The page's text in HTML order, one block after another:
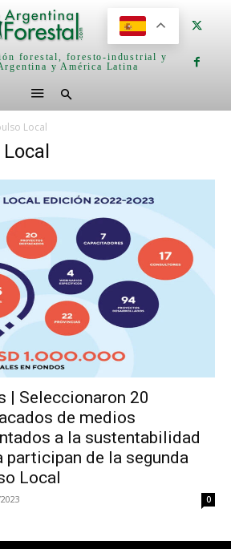
forestal, foresto-industrial y
y América Latina
Local
| Seleccionaron 20
de medios
a la sustentabilidad
participan de la segunda
Local
0